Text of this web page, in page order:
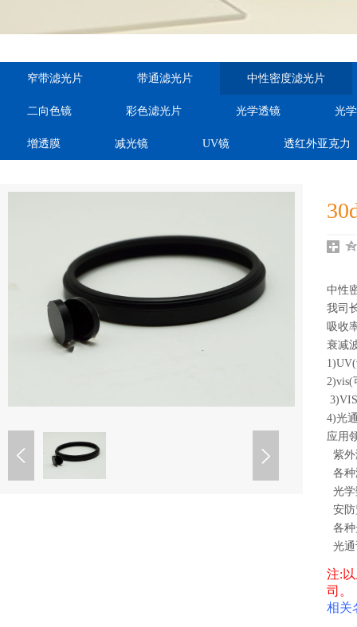
order="ordnum,cateid"
var="sdcms_ra:cateid"
order="ordnum,cateid"
var="sdcms_ra:cateid"
窄带滤光片 带通滤光片 中性密度滤光片
二向色镜 彩色滤光片 光学透镜 光
增透膜 减光镜 UV镜 透红外亚克力
中性
我司
吸收
衰减
2)vis(
4)光
应用
紫
各
光
安
各
光
注:
司。
相关